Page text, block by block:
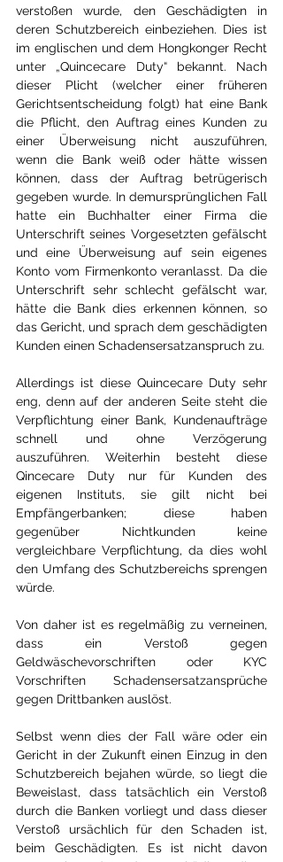
verstoßen wurde, den Geschädigten in
deren Schutzbereich einbeziehen. Dies ist
im englischen und dem Hongkonger Recht
unter „Quincecare Duty“ bekannt. Nach
dieser Plicht (welcher einer früheren
Gerichtsentscheidung folgt) hat eine Bank
die Pflicht, den Auftrag eines Kunden zu
einer Überweisung nicht auszuführen,
wenn die Bank weiß oder hätte wissen
können, dass der Auftrag betrügerisch
gegeben wurde. In demursprünglichen Fall
hatte ein Buchhalter einer Firma die
Unterschrift seines Vorgesetzten gefälscht
und eine Überweisung auf sein eigenes
Konto vom Firmenkonto veranlasst. Da die
Unterschrift sehr schlecht gefälscht war,
hätte die Bank dies erkennen können, so
das Gericht, und sprach dem geschädigten
Allerdings ist diese Quincecare Duty sehr
eng, denn auf der anderen Seite steht die
Verpflichtung einer Bank, Kundenaufträge
schnell und ohne Verzögerung
auszuführen. Weiterhin besteht diese
Qincecare Duty nur für Kunden des
eigenen Instituts, sie gilt nicht bei
Empfängerbanken; diese haben
gegenüber Nichtkunden keine
vergleichbare Verpflichtung, da dies wohl
den Umfang des Schutzbereichs sprengen
würde.
Von daher ist es regelmäßig zu verneinen,
dass ein Verstoß gegen
Geldwäschevorschriften oder KYC
Vorschriften Schadensersatzansprüche
gegen Drittbanken auslöst.
Selbst wenn dies der Fall wäre oder ein
Gericht in der Zukunft einen Einzug in den
Schutzbereich bejahen würde, so liegt die
Beweislast, dass tatsächlich ein Verstoß
durch die Banken vorliegt und dass dieser
Verstoß ursächlich für den Schaden ist,
beim Geschädigten. Es ist nicht davon